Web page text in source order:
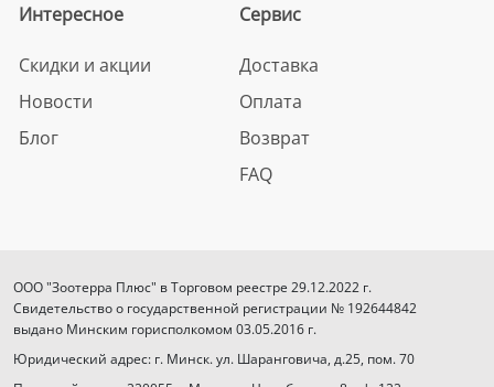
Интересное
Скидки и акции
Новости
Блог
Сервис
Доставка
Оплата
Возврат
FAQ
ООО "Зоотерра Плюс" в Торговом реестре 29.12.2022 г.
Свидетельство о государственной регистрации № 192644842
выдано Минским горисполкомом 03.05.2016 г.
Юридический адрес: г. Минск. ул. Шаранговича, д.25, пом. 70